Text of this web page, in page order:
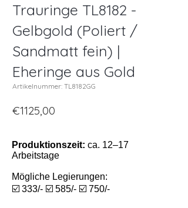
Trauringe TL8182 -
Gelbgold (Poliert /
Sandmatt fein) |
Eheringe aus Gold
Artikelnummer: TL8182GG
€1125,00
Produktionszeit: ca. 12–17
Arbeitstage
Mögliche Legierungen:
☑️ 333/- ☑️ 585/- ☑️ 750/-